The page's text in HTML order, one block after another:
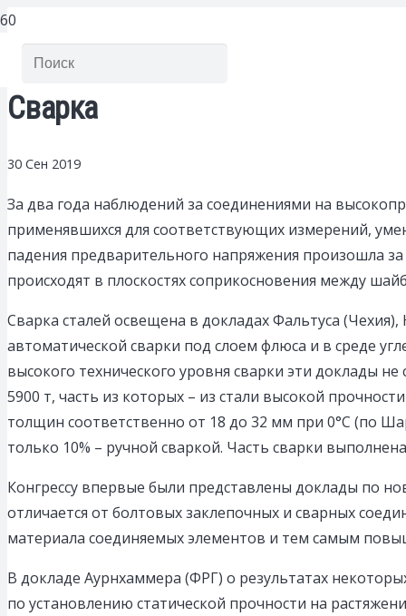
Сварка
30 Сен 2019
За два года наблюдений за соединениями на
применявшихся для соответствующих измерений,
падения предварительного напряжения произошла
происходят в плоскостях соприкосновения между
Сварка сталей освещена в докладах Фальтуса
автоматической сварки под слоем флюса и в среде
высокого технического уровня сварки эти доклады
5900 т, часть из которых – из стали высокой
толщин соответственно от 18 до 32 мм при 0°С (по
только 10% – ручной сваркой. Часть сварки
Конгрессу впервые были представлены доклады по
отличается от болтовых заклепочных и сварных
материала соединяемых элементов и тем самым
В докладе Аурнхаммера (ФРГ) о результатах
по установлению статической прочности на